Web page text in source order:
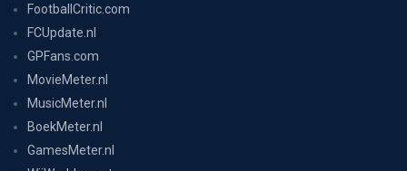
FootballCritic.com
FCUpdate.nl
GPFans.com
MovieMeter.nl
MusicMeter.nl
BoekMeter.nl
GamesMeter.nl